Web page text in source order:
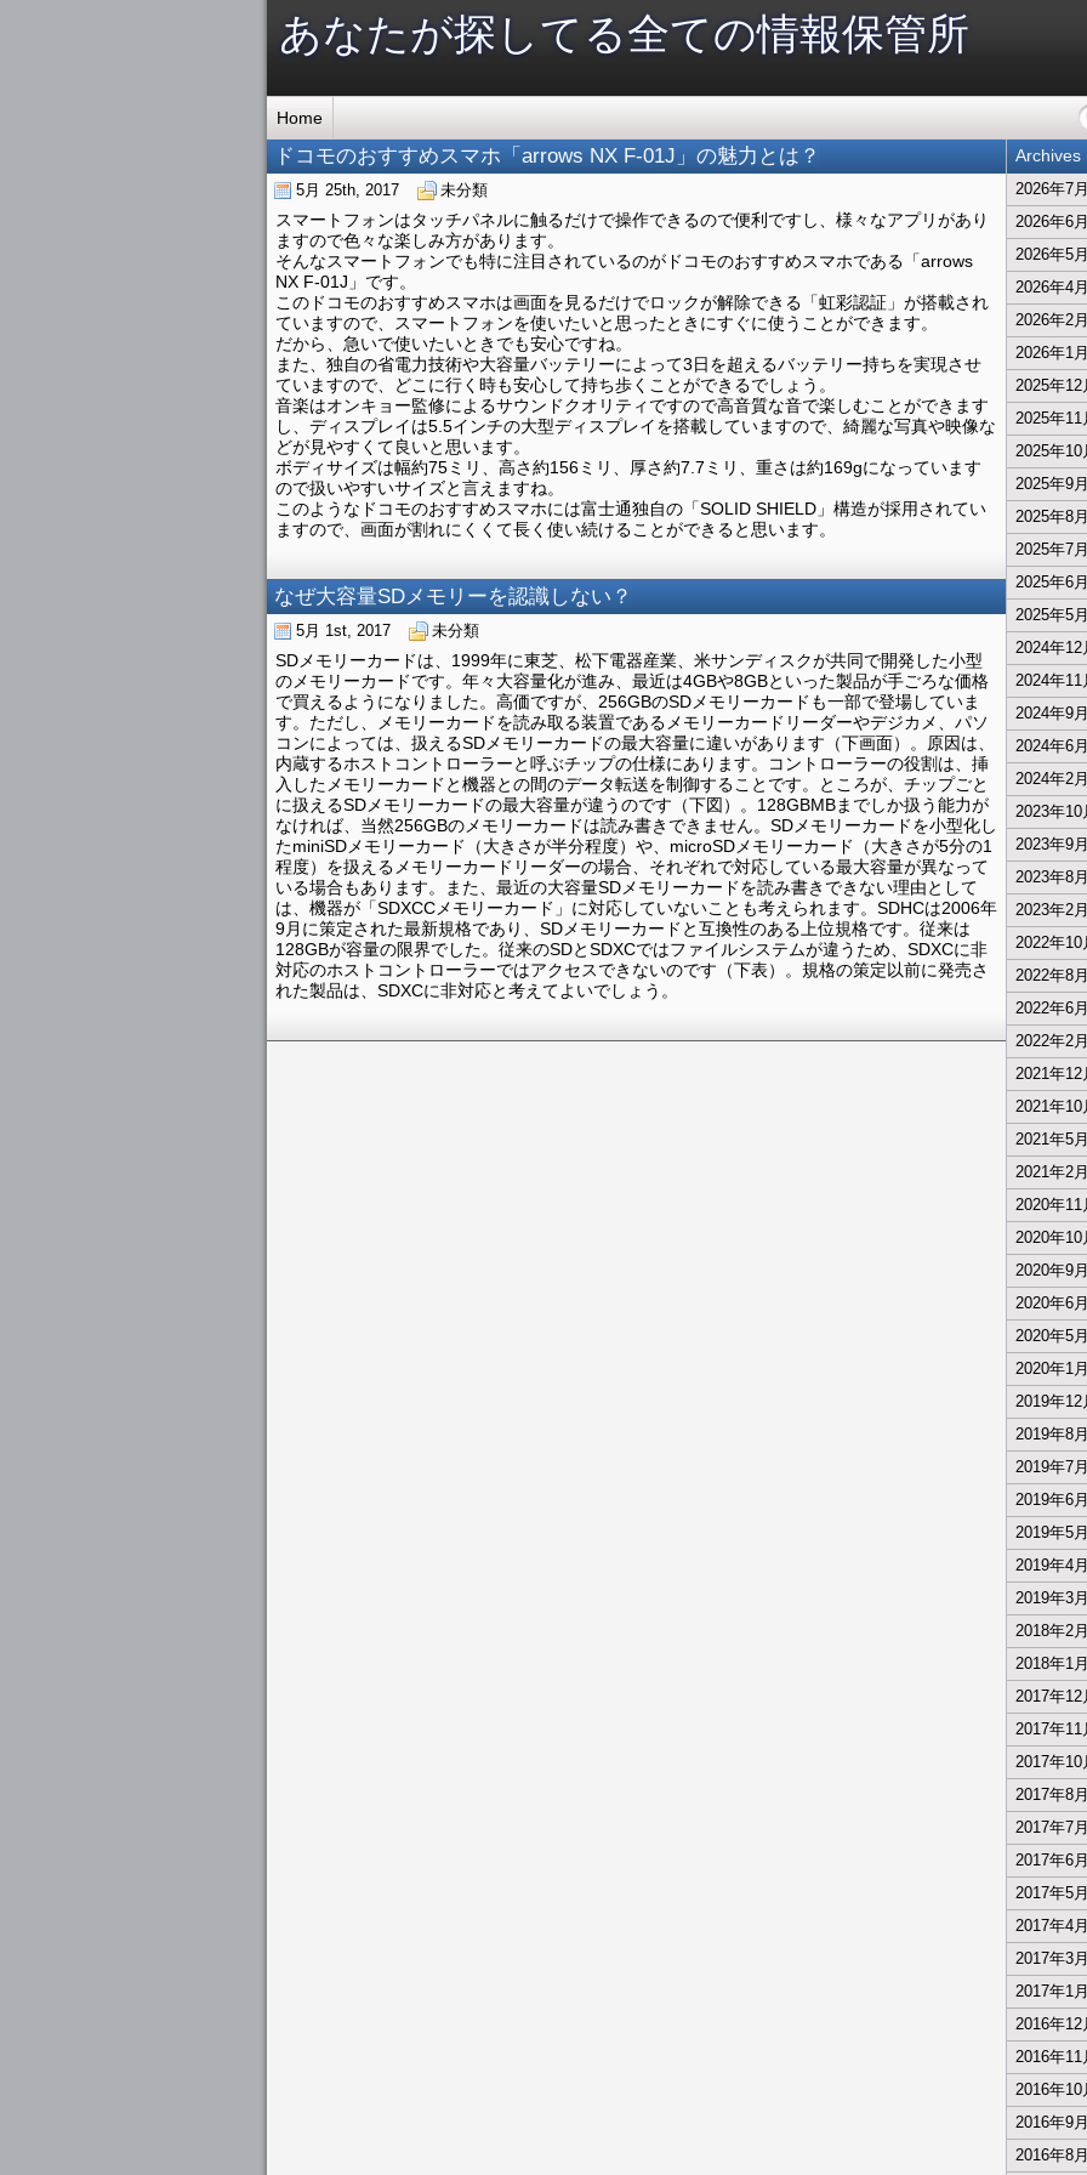
あなたが探してる全ての情報保管所
Home
ドコモのおすすめスマホ「arrows NX F-01J」の魅力とは？
5月 25th, 2017 未分類
スマートフォンはタッチパネルに触るだけで操作できるので便利ですし、様々なアプリがあり
ますので色々な楽しみ方があります。
そんなスマートフォンでも特に注目されているのがドコモのおすすめスマホである「arrows
NX F-01J」です。
このドコモのおすすめスマホは画面を見るだけでロックが解除できる「虹彩認証」が搭載され
ていますので、スマートフォンを使いたいと思ったときにすぐに使うことができます。
だから、急いで使いたいときでも安心ですね。
また、独自の省電力技術や大容量バッテリーによって3日を超えるバッテリー持ちを実現させ
ていますので、どこに行く時も安心して持ち歩くことができるでしょう。
音楽はオンキョー監修によるサウンドクオリティですので高音質な音で楽しむことができます
し、ディスプレイは5.5インチの大型ディスプレイを搭載していますので、綺麗な写真や映像な
どが見やすくて良いと思います。
ボディサイズは幅約75ミリ、高さ約156ミリ、厚さ約7.7ミリ、重さは約169gになっています
ので扱いやすいサイズと言えますね。
このようなドコモのおすすめスマホには富士通独自の「SOLID SHIELD」構造が採用されてい
ますので、画面が割れにくくて長く使い続けることができると思います。
なぜ大容量SDメモリーを認識しない？
5月 1st, 2017 未分類
SDメモリーカードは、1999年に東芝、松下電器産業、米サンディスクが共同で開発した小型
のメモリーカードです。年々大容量化が進み、最近は4GBや8GBといった製品が手ごろな価格
で買えるようになりました。高価ですが、256GBのSDメモリーカードも一部で登場していま
す。ただし、メモリーカードを読み取る装置であるメモリーカードリーダーやデジカメ、パソ
コンによっては、扱えるSDメモリーカードの最大容量に違いがあります（下画面）。原因は、
内蔵するホストコントローラーと呼ぶチップの仕様にあります。コントローラーの役割は、挿
入したメモリーカードと機器との間のデータ転送を制御することです。ところが、チップごと
に扱えるSDメモリーカードの最大容量が違うのです（下図）。128GBMBまでしか扱う能力が
なければ、当然256GBのメモリーカードは読み書きできません。SDメモリーカードを小型化し
たminiSDメモリーカード（大きさが半分程度）や、microSDメモリーカード（大きさが5分の1
程度）を扱えるメモリーカードリーダーの場合、それぞれで対応している最大容量が異なって
いる場合もあります。また、最近の大容量SDメモリーカードを読み書きできない理由として
は、機器が「SDXCCメモリーカード」に対応していないことも考えられます。SDHCは2006年
9月に策定された最新規格であり、SDメモリーカードと互換性のある上位規格です。従来は
128GBが容量の限界でした。従来のSDとSDXCではファイルシステムが違うため、SDXCに非
対応のホストコントローラーではアクセスできないのです（下表）。規格の策定以前に発売さ
れた製品は、SDXCに非対応と考えてよいでしょう。
Archives
2026年7月
2026年6月
2026年5月
2026年4月
2026年2月
2026年1月
2025年12
2025年11
2025年10
2025年9月
2025年8月
2025年7月
2025年6月
2025年5月
2024年12
2024年11
2024年9月
2024年6月
2024年2月
2023年10
2023年9月
2023年8月
2023年2月
2022年10
2022年8月
2022年6月
2022年2月
2021年12
2021年10
2021年5月
2021年2月
2020年11
2020年10
2020年9月
2020年6月
2020年5月
2020年1月
2019年12
2019年8月
2019年7月
2019年6月
2019年5月
2019年4月
2019年3月
2018年2月
2018年1月
2017年12
2017年11
2017年10
2017年8月
2017年7月
2017年6月
2017年5月
2017年4月
2017年3月
2017年1月
2016年12
2016年11
2016年10
2016年9月
2016年8月